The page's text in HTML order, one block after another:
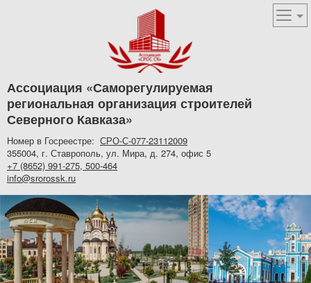
Ассоциация «Саморегулируемая
региональная организация строителей
Северного Кавказа»
Номер в Госреестре: СРО-С-077-23112009
355004, г. Ставрополь, ул. Мира, д. 274, офис 5
+7 (8652) 991-275, 500-464
info@srorossk.ru